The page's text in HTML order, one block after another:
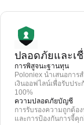
ปลอดภัยและเ
การพิสูจนะฐานทุน
Poloniex นำเสนอการ
เงินออฟไลน์เพื่อรับป
100%
ความปลอดภัยบัญชี
การรับรองความถูกต้อ
และการป้องกันการจี้คุ